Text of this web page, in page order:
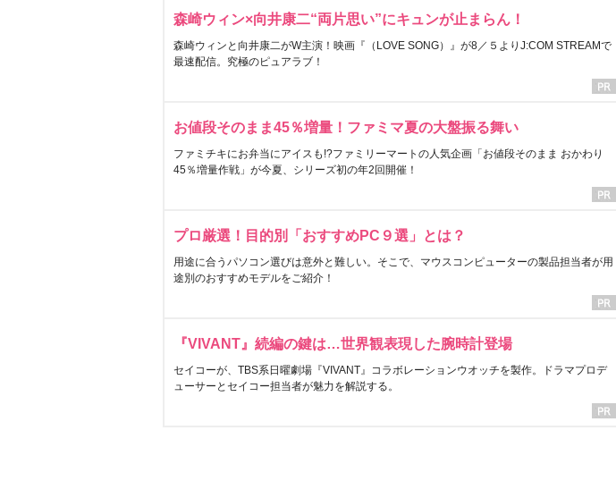
森崎ウィン×向井康二“両片思い”にキュンが止まらん！
森崎ウィンと向井康二がW主演！映画『（LOVE SONG）』が8／５よりJ:COM STREAMで
最速配信。究極のピュアラブ！
お値段そのまま45％増量！ファミマ夏の大盤振る舞い
ファミチキにお弁当にアイスも!?ファミリーマートの人気企画「お値段そのまま おかわり
45％増量作戦」が今夏、シリーズ初の年2回開催！
プロ厳選！目的別「おすすめPC９選」とは？
用途に合うパソコン選びは意外と難しい。そこで、マウスコンピューターの製品担当者が用
途別のおすすめモデルをご紹介！
『VIVANT』続編の鍵は…世界観表現した腕時計登場
セイコーが、TBS系日曜劇場『VIVANT』コラボレーションウオッチを製作。ドラマプロデ
ューサーとセイコー担当者が魅力を解説する。